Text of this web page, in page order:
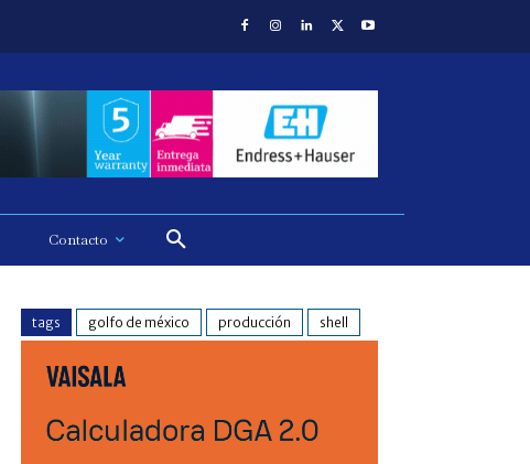
Contacto
tags golfo de méxico producción shell